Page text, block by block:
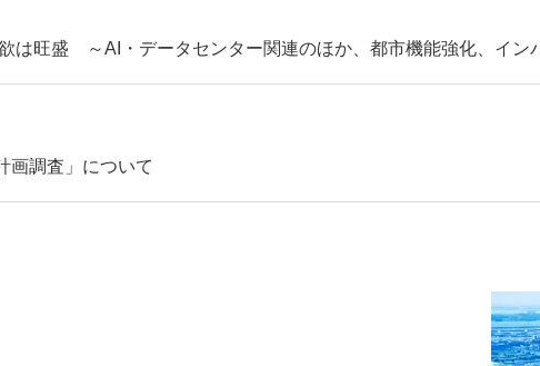
は旺盛 ～AI・データセンター関連のほか、都市機能強化、イン
画調査」について